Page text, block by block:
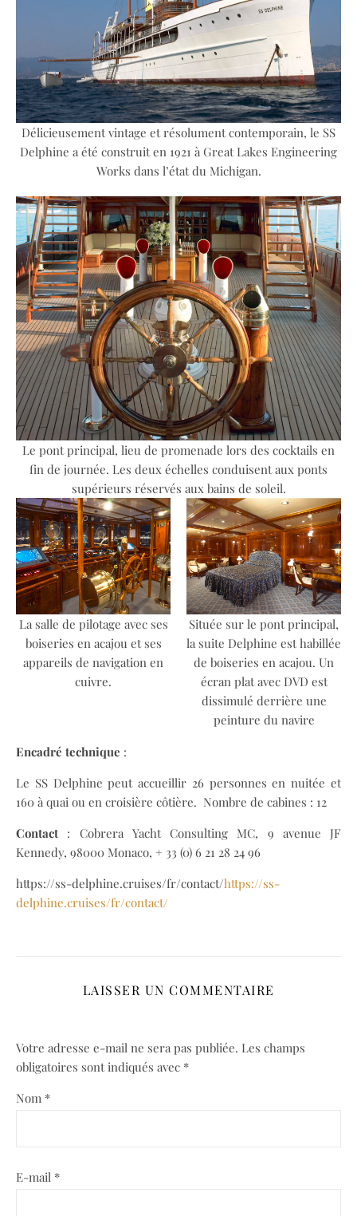
Délicieusement vintage et résolument contemporain, le SS
Delphine a été construit en 1921 à Great Lakes Engineering
Works dans l’état du Michigan.
Le pont principal, lieu de promenade lors des cocktails en
fin de journée. Les deux échelles conduisent aux ponts
supérieurs réservés aux bains de soleil.
La salle de pilotage avec ses
boiseries en acajou et ses
appareils de navigation en
cuivre.
Située sur le pont principal,
la suite Delphine est habillée
de boiseries en acajou. Un
écran plat avec DVD est
dissimulé derrière une
peinture du navire
Encadré technique :
Le SS Delphine peut accueillir 26 personnes en nuitée et
160 à quai ou en croisière côtière. Nombre de cabines : 12
Contact : Cobrera Yacht Consulting MC, 9 avenue JF
Kennedy, 98000 Monaco, + 33 (0) 6 21 28 24 96
https://ss-delphine.cruises/fr/contact/https://ss-
delphine.cruises/fr/contact/
LAISSER UN COMMENTAIRE
Votre adresse e-mail ne sera pas publiée. Les champs
obligatoires sont indiqués avec *
Nom *
E-mail *